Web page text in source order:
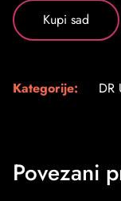
Kupi sad
Kategorije: DR
Povezani